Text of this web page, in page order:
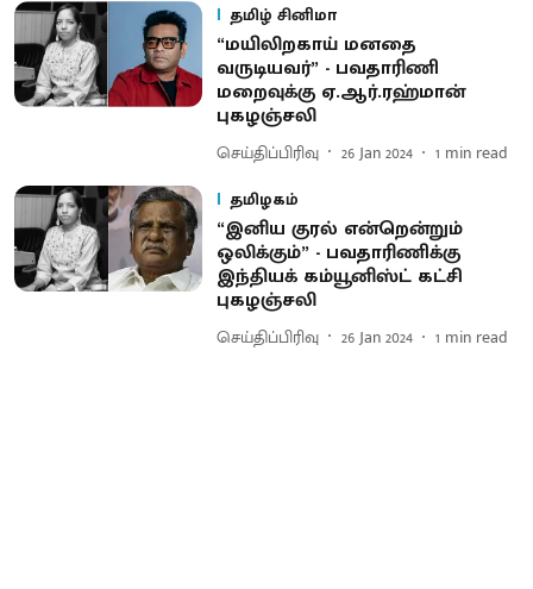
தமிழ் சினிமா
“மயிலிறகாய் மனதை
வருடியவர்” - பவதாரிணி
மறைவுக்கு ஏ.ஆர்.ரஹ்மான்
புகழஞ்சலி
செய்திப்பிரிவு 26 Jan 2024 1 min read
தமிழகம்
“இனிய குரல் என்றென்றும்
ஒலிக்கும்” - பவதாரிணிக்கு
இந்தியக் கம்யூனிஸ்ட் கட்சி
புகழஞ்சலி
செய்திப்பிரிவு 26 Jan 2024 1 min read